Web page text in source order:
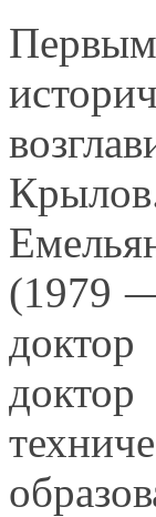
(1979